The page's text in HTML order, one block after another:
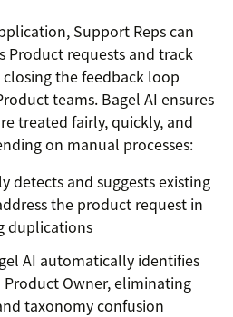
Support Reps can
Product requests and track
the feedback loop
teams. Bagel AI ensures
treated fairly, quickly, and
on manual processes:
detects and suggests existing
the product request in
duplications
AI automatically identifies
Owner, eliminating
taxonomy confusion